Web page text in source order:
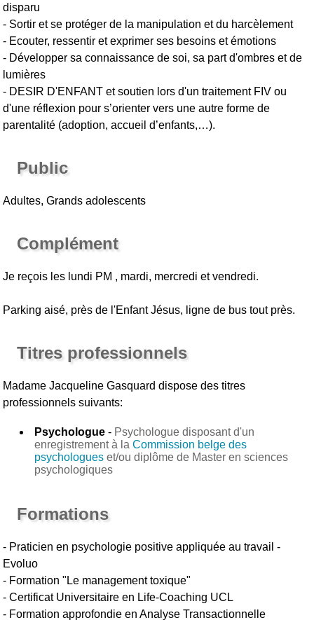
disparu
- Sortir et se protéger de la manipulation et du harcèlement
- Ecouter, ressentir et exprimer ses besoins et émotions
- Développer sa connaissance de soi, sa part d'ombres et de
lumières
- DESIR D'ENFANT et soutien lors d'un traitement FIV ou
d'une réflexion pour s’orienter vers une autre forme de
parentalité (adoption, accueil d’enfants,…).
Public
Adultes, Grands adolescents
Complément
Je reçois les lundi PM , mardi, mercredi et vendredi.
Parking aisé, près de l'Enfant Jésus, ligne de bus tout près.
Titres professionnels
Madame Jacqueline Gasquard dispose des titres
professionnels suivants:
Psychologue - Psychologue disposant d'un
enregistrement à laCommission belge des
psychologues et/ou diplôme de Master en sciences
psychologiques
Formations
- Praticien en psychologie positive appliquée au travail -
Evoluo
- Formation "Le management toxique"
- Certificat Universitaire en Life-Coaching UCL
- Formation approfondie en Analyse Transactionnelle